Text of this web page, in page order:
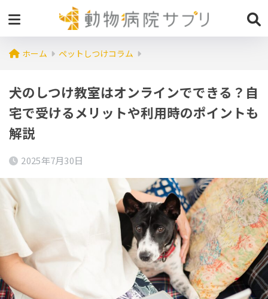
ホーム ペットしつけコラム
犬のしつけ教室はオンラインでできる？自
宅で受けるメリットや利用時のポイントも
解説
2025年7月30日